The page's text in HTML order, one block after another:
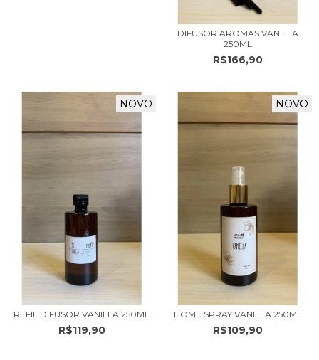
DIFUSOR AROMAS VANILLA
250ML
R$166,90
NOVO
REFIL DIFUSOR VANILLA 250ML
R$119,90
NOVO
HOME SPRAY VANILLA 250ML
R$109,90